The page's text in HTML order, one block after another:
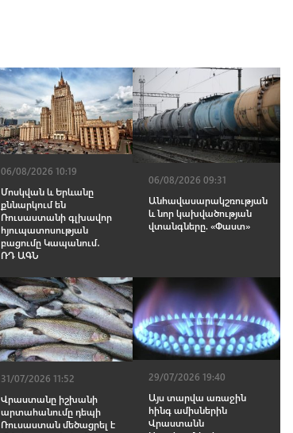
06/08/2026 10:19
Մոսկվան և Երևանը
քննարկում են
Ռուսաստանի գլխավոր
հյուպատոսության
բացումը Կապանում․
ՌԴ ԱԳՆ
06/08/2026 09:31
Անհավասարակշռության
և նոր կախվածության
վտանգները. «Փաստ»
31/07/2026 11:52
Վրաստանը իշխանի
արտահանումը դեպի
Ռուսաստան մեծացրել է
29/07/2026 19:40
Այս տարվա առաջին
հինգ ամիսներին
Վրաստանն